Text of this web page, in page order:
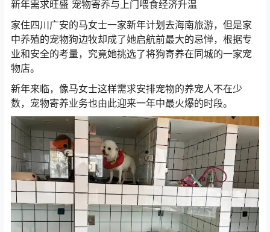
器
新年需求旺盛 宠物寄养与上门喂食经济升温
家住四川广安的马女士一家新年计划去海南旅游，但是家
中养殖的宠物狗边牧却成了她启航前最大的忌惮，根据专
业和安全的考量，究竟她挑选了将狗寄养在同城的一家宠
物店。
新年来临，像马女士这样需求安排宠物的养宠人不在少
数，宠物寄养业务也由此迎来一年中最火爆的时段。